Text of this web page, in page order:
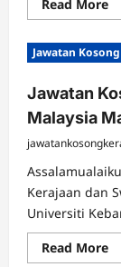
Read More
Jawatan
Jawatan
Malaysia
Kerajaan dan
Universiti
Read More